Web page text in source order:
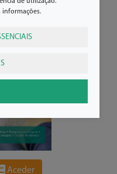
Aceder
informações.